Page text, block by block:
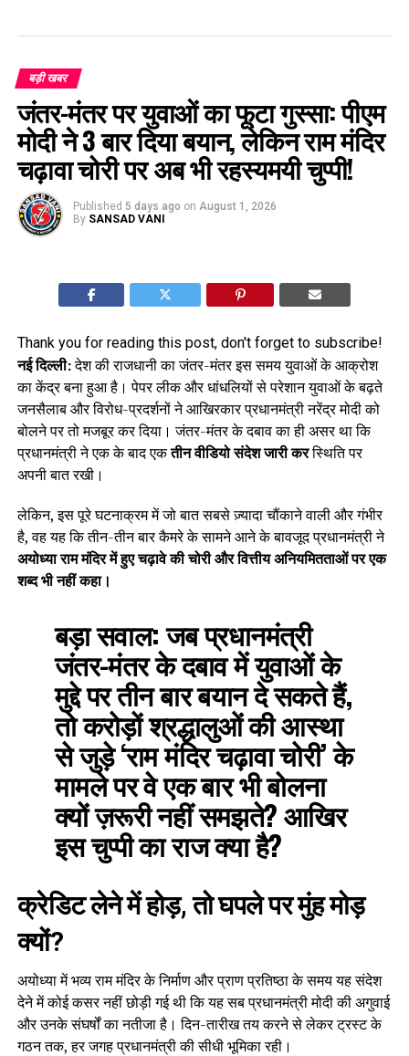
बड़ी खबर
जंतर-मंतर पर युवाओं का फूटा गुस्सा: पीएम
मोदी ने 3 बार दिया बयान, लेकिन राम मंदिर
चढ़ावा चोरी पर अब भी रहस्यमयी चुप्पी!
Published 5 days ago on August 1, 2026
By SANSAD VANI
Thank you for reading this post, don't forget to subscribe!
नई दिल्ली:देश की राजधानी का जंतर-मंतर इस समय युवाओं के आक्रोश
का केंद्र बना हुआ है। पेपर लीक और धांधलियों से परेशान युवाओं के बढ़ते
जनसैलाब और विरोध-प्रदर्शनों ने आखिरकार प्रधानमंत्री नरेंद्र मोदी को
बोलने पर तो मजबूर कर दिया। जंतर-मंतर के दबाव का ही असर था कि
प्रधानमंत्री ने एक के बाद एकतीन वीडियो संदेश जारी करस्थिति पर
अपनी बात रखी।
लेकिन, इस पूरे घटनाक्रम में जो बात सबसे ज़्यादा चौंकाने वाली और गंभीर
है, वह यह कि तीन-तीन बार कैमरे के सामने आने के बावजूद प्रधानमंत्री ने
अयोध्या राम मंदिर में हुए चढ़ावे की चोरी और वित्तीय अनियमितताओं पर एक
शब्द भी नहीं कहा।
बड़ा सवाल:जब प्रधानमंत्री
जंतर-मंतर के दबाव में युवाओं के
मुद्दे पर तीन बार बयान दे सकते हैं,
तो करोड़ों श्रद्धालुओं की आस्था
से जुड़े ‘राम मंदिर चढ़ावा चोरी’ के
मामले पर वे एक बार भी बोलना
क्यों ज़रूरी नहीं समझते? आखिर
इस चुप्पी का राज क्या है?
क्रेडिट लेने में होड़, तो घपले पर मुंह मोड़
क्यों?
अयोध्या में भव्य राम मंदिर के निर्माण और प्राण प्रतिष्ठा के समय यह संदेश
देने में कोई कसर नहीं छोड़ी गई थी कि यह सब प्रधानमंत्री मोदी की अगुवाई
और उनके संघर्षों का नतीजा है। दिन-तारीख तय करने से लेकर ट्रस्ट के
गठन तक, हर जगह प्रधानमंत्री की सीधी भूमिका रही।